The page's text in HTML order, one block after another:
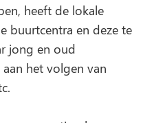
heeft de lokale
buurtcentra en deze te
jong en oud
het volgen van